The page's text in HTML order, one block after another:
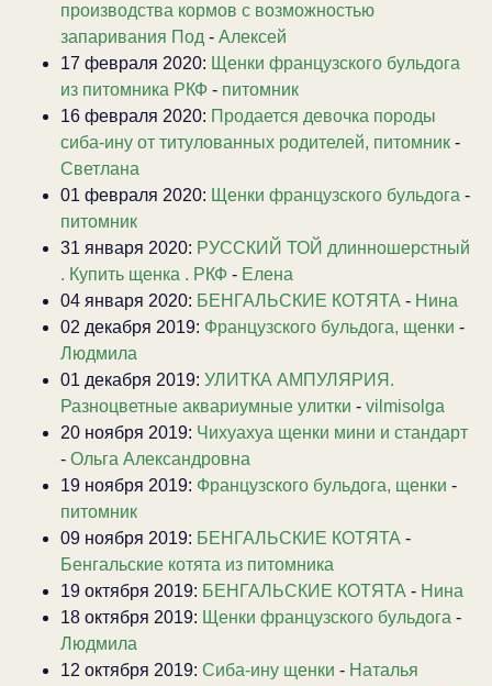
производства кормов с возможностью
запаривания Под - Алексей
17 февраля 2020: Щенки французского бульдога
из питомника РКФ - питомник
16 февраля 2020: Продается девочка породы
сиба-ину от титулованных родителей, питомник -
Светлана
01 февраля 2020: Щенки французского бульдога -
питомник
31 января 2020: РУССКИЙ ТОЙ длинношерстный
. Купить щенка . РКФ - Елена
04 января 2020: БЕНГАЛЬСКИЕ КОТЯТА - Нина
02 декабря 2019: Французского бульдога, щенки -
Людмила
01 декабря 2019: УЛИТКА АМПУЛЯРИЯ.
Разноцветные аквариумные улитки - vilmisolga
20 ноября 2019: Чихуахуа щенки мини и стандарт
- Ольга Александровна
19 ноября 2019: Французского бульдога, щенки -
питомник
09 ноября 2019: БЕНГАЛЬСКИЕ КОТЯТА -
Бенгальские котята из питомника
19 октября 2019: БЕНГАЛЬСКИЕ КОТЯТА - Нина
18 октября 2019: Щенки французского бульдога -
Людмила
12 октября 2019: Сиба-ину щенки - Наталья